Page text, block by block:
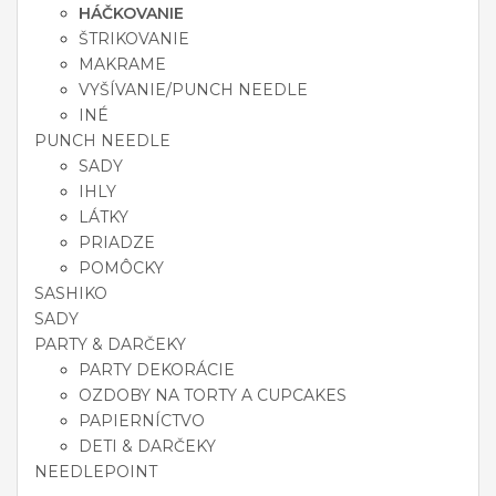
HÁČKOVANIE
ŠTRIKOVANIE
MAKRAME
VYŠÍVANIE/PUNCH NEEDLE
INÉ
PUNCH NEEDLE
SADY
IHLY
LÁTKY
PRIADZE
POMÔCKY
SASHIKO
SADY
PARTY & DARČEKY
PARTY DEKORÁCIE
OZDOBY NA TORTY A CUPCAKES
PAPIERNÍCTVO
DETI & DARČEKY
NEEDLEPOINT